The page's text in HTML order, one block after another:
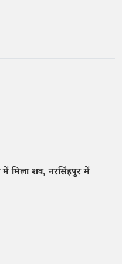
में मिला शव, नरसिंहपुर में